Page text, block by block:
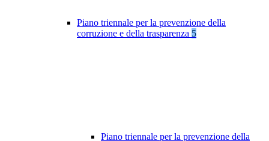
Piano triennale per la prevenzione della
corruzione e della trasparenza 5
Piano triennale per la prevenzione della